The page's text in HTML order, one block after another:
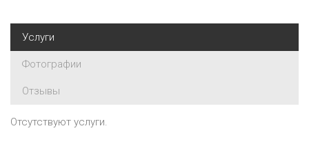
Услуги
Фотографии
Отзывы
Отсутствуют услуги.